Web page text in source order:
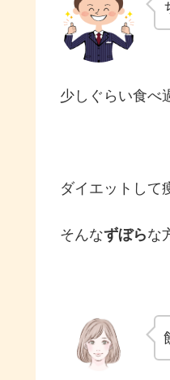
少しぐらい食べ
ダイエットして
そんなずぼらな